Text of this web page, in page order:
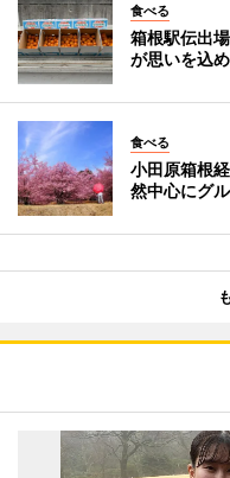
食べる
箱根駅伝出
が思いを込
食べる
小田原箱根
然中心にグ